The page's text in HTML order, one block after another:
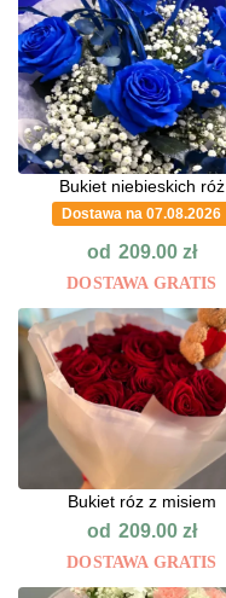
Bukiet niebieskich róż
Dostawa na 07.08.2026
od 209.00 zł
DOSTAWA GRATIS
Bukiet róz z misiem
od 209.00 zł
DOSTAWA GRATIS